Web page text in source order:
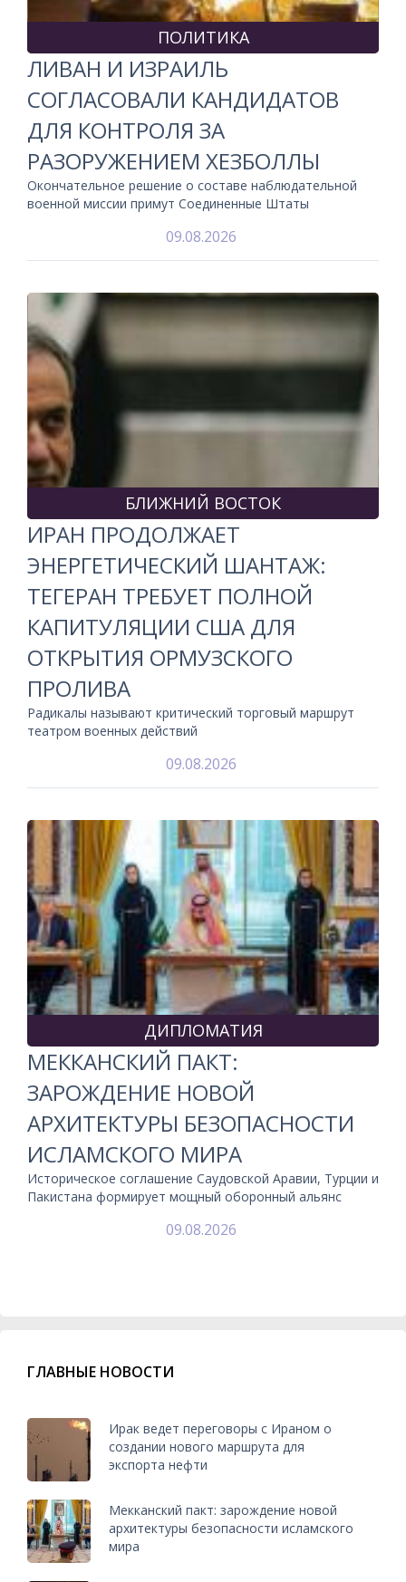
ПОЛИТИКА
ЛИВАН И ИЗРАИЛЬ
СОГЛАСОВАЛИ КАНДИДАТОВ
ДЛЯ КОНТРОЛЯ ЗА
РАЗОРУЖЕНИЕМ ХЕЗБОЛЛЫ
Окончательное решение о составе наблюдательной
военной миссии примут Соединенные Штаты
09.08.2026
БЛИЖНИЙ ВОСТОК
ИРАН ПРОДОЛЖАЕТ
ЭНЕРГЕТИЧЕСКИЙ ШАНТАЖ:
ТЕГЕРАН ТРЕБУЕТ ПОЛНОЙ
КАПИТУЛЯЦИИ США ДЛЯ
ОТКРЫТИЯ ОРМУЗСКОГО
ПРОЛИВА
Радикалы называют критический торговый маршрут
театром военных действий
09.08.2026
ДИПЛОМАТИЯ
МЕККАНСКИЙ ПАКТ:
ЗАРОЖДЕНИЕ НОВОЙ
АРХИТЕКТУРЫ БЕЗОПАСНОСТИ
ИСЛАМСКОГО МИРА
Историческое соглашение Саудовской Аравии, Турции и
Пакистана формирует мощный оборонный альянс
09.08.2026
ГЛАВНЫЕ НОВОСТИ
Ирак ведет переговоры с Ираном о
создании нового маршрута для
экспорта нефти
Мекканский пакт: зарождение новой
архитектуры безопасности исламского
мира